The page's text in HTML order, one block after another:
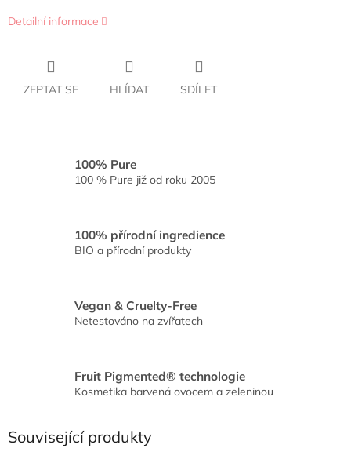
Detailní informace
ZEPTAT SE HLÍDAT SDÍLET
100% Pure
100 % Pure již od roku 2005
100% přírodní ingredience
BIO a přírodní produkty
Vegan & Cruelty-Free
Netestováno na zvířatech
Fruit Pigmented® technologie
Kosmetika barvená ovocem a zeleninou
Související produkty